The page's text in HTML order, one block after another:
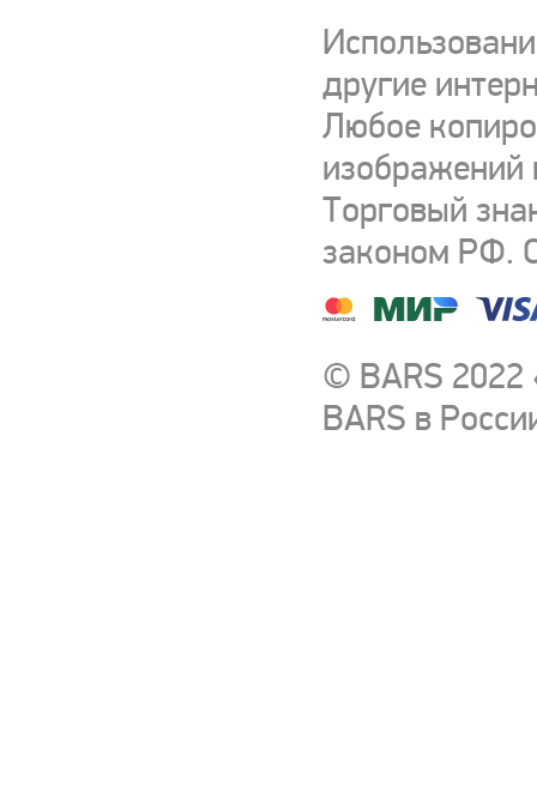
другие
Любое
изображений
Торговый
законом РФ.
© BARS
BARS в